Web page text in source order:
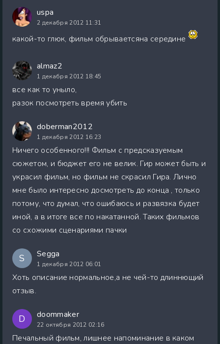
uspa
2 декабря 2012 11:31
какой-то глюк, фильм обрываетсяна середине
almaz2
1 декабря 2012 18:45
все как то уныло,
разок посмотреть время убить
doberman2012
1 декабря 2012 16:23
Ничего особенного!!! Фильм с предсказуемым
сюжетом, и бюджет его не велик. Гир может быть и
украсил фильм, но фильм не скрасил Гира. Лично
мне было интересно досмотреть до конца , только
потому, что думал, что ошибаюсь и развязка будет
иной, а в итоге все по накатанной. Таких фильмов
со схожими сценариями пачки
S Segga
1 декабря 2012 06:01
Хоть описание нормальное,а не чей-то длиннющий
отзыв.
D doommaker
22 октября 2012 02:16
Печальный фильм, лишнее напоминание в каком